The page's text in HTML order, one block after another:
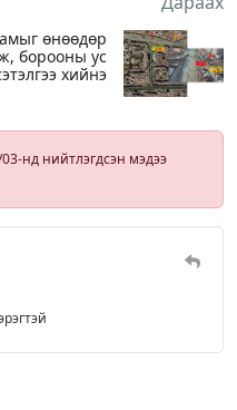
өнөөдөр
борооны ус
хийнэ
нд нийтлэгдсэн мэдээ